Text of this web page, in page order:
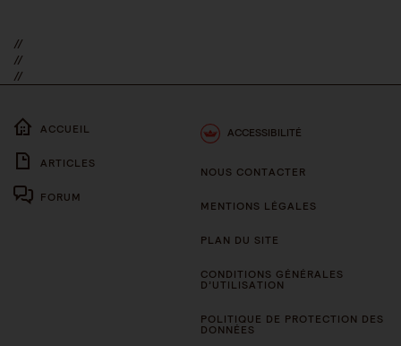
//
//
//
ACCUEIL
ARTICLES
FORUM
ACCESSIBILITÉ
NOUS CONTACTER
MENTIONS LÉGALES
PLAN DU SITE
CONDITIONS GÉNÉRALES
D’UTILISATION
POLITIQUE DE PROTECTION DES
DONNÉES